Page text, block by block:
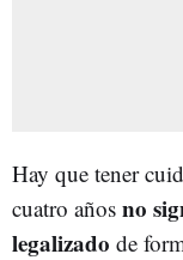
Hay que tener
cuatro años no
legalizado de